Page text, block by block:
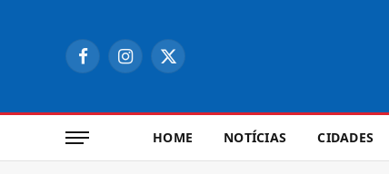
FacebookInstagram
X
HOME NOTÍCIAS CIDADES